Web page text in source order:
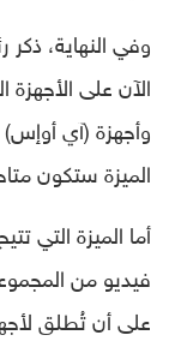
وفي النهاية،
الآن على
الميزة ستكون
أما الميزة
على أن تُطلق